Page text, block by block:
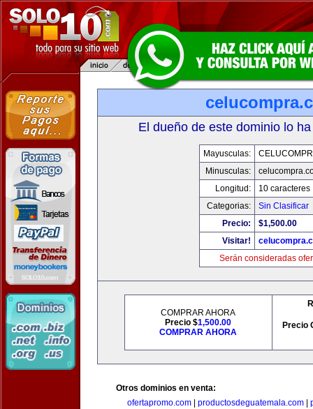
El dueño de este dominio lo
Mayusculas:
Minusculas:
Longitud:
10 caracteres
Categorias:
Sin Clasificar
Precio:
$1,500.00
Visitar!
Serán consideradas
COMPRAR AHORA
Precio $1,500.00
COMPRAR AHORA
Precio
Otros dominios en venta:
ofertapromo.com
productosdeguatemala.com